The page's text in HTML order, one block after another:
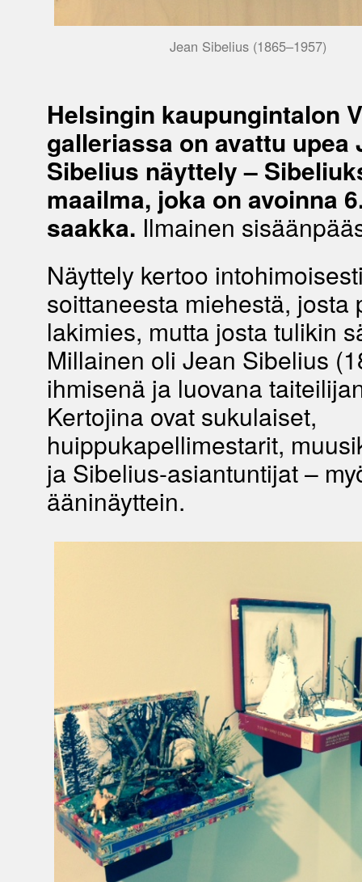
Jean Sibelius (1865–1957)
Helsingin kaupungintalon
galleriassa on avattu upea
Sibelius näyttely –
maailma, joka on avoinna
saakka. Ilmainen
Näyttely kertoo
soittaneesta miehestä, josta
lakimies, mutta josta tulikin
Millainen oli Jean Sibelius
ihmisenä ja luovana
Kertojina ovat sukulaiset,
huippukapellimestarit,
ja Sibelius-asiantuntijat –
ääninäyttein.